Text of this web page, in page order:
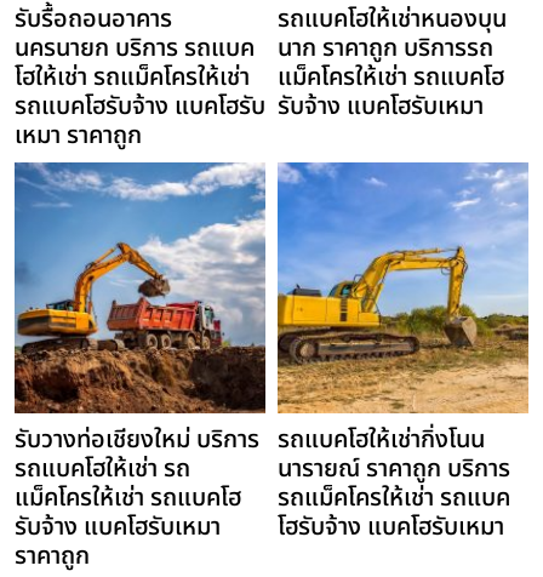
รับรื้อถอนอาคาร
นครนายก บริการ รถแบค
โฮให้เช่า รถแม็คโครให้เช่า
รถแบคโฮรับจ้าง แบคโฮรับ
เหมา ราคาถูก
รถแบคโฮให้เช่าหนองบุน
นาก ราคาถูก บริการรถ
แม็คโครให้เช่า รถแบคโฮ
รับจ้าง แบคโฮรับเหมา
รับวางท่อเชียงใหม่ บริการ
รถแบคโฮให้เช่า รถ
แม็คโครให้เช่า รถแบคโฮ
รับจ้าง แบคโฮรับเหมา
ราคาถูก
รถแบคโฮให้เช่ากิ่งโนน
นารายณ์ ราคาถูก บริการ
รถแม็คโครให้เช่า รถแบค
โฮรับจ้าง แบคโฮรับเหมา